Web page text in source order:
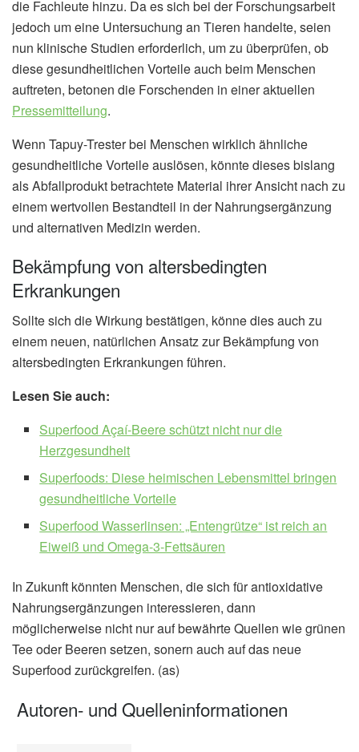
die Fachleute hinzu. Da es sich bei der Forschungsarbeit
jedoch um eine Untersuchung an Tieren handelte, seien
nun klinische Studien erforderlich, um zu überprüfen, ob
diese gesundheitlichen Vorteile auch beim Menschen
auftreten, betonen die Forschenden in einer aktuellen
Pressemitteilung.
Wenn Tapuy-Trester bei Menschen wirklich ähnliche
gesundheitliche Vorteile auslösen, könnte dieses bislang
als Abfallprodukt betrachtete Material ihrer Ansicht nach zu
einem wertvollen Bestandteil in der Nahrungsergänzung
und alternativen Medizin werden.
Bekämpfung von altersbedingten
Erkrankungen
Sollte sich die Wirkung bestätigen, könne dies auch zu
einem neuen, natürlichen Ansatz zur Bekämpfung von
altersbedingten Erkrankungen führen.
Lesen Sie auch:
Superfood Açaí-Beere schützt nicht nur die
Herzgesundheit
Superfoods: Diese heimischen Lebensmittel bringen
gesundheitliche Vorteile
Superfood Wasserlinsen: „Entengrütze“ ist reich an
Eiweiß und Omega-3-Fettsäuren
In Zukunft könnten Menschen, die sich für antioxidative
Nahrungsergänzungen interessieren, dann
möglicherweise nicht nur auf bewährte Quellen wie grünen
Tee oder Beeren setzen, sonern auch auf das neue
Superfood zurückgreifen. (as)
Autoren- und Quelleninformationen